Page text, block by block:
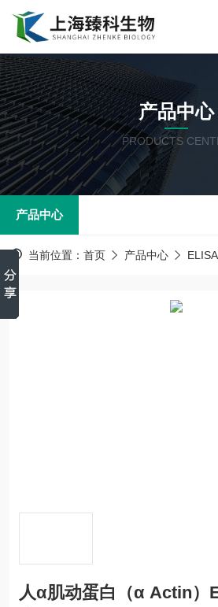
产品中心
PRODUCTS
产品中心
当前位置： 首页 产品中心
人α肌动蛋白（α Actin）